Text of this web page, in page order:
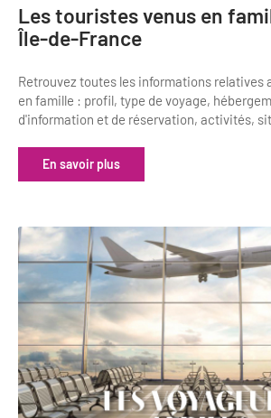
Les touristes venus en
Île-de-France
Retrouvez toutes les informations relatives
en famille : profil, type de voyage,
d'information et de réservation, activités,
En savoir plus